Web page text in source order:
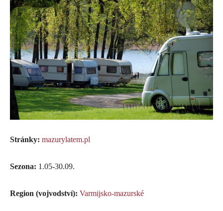
Stránky: mazurylatem.pl
Sezona: 1.05-30.09.
Region (vojvodství): Varmijsko-mazurské